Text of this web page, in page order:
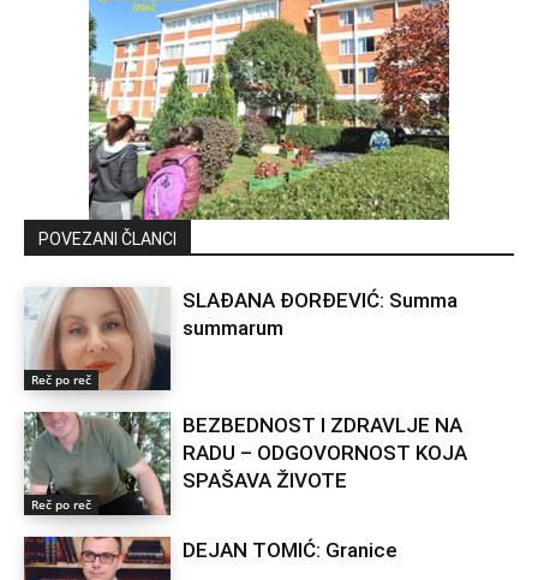
POVEZANI ČLANCI
Reč po reč
SLAĐANA ĐORĐEVIĆ: Summa
summarum
Reč po reč
BEZBEDNOST I ZDRAVLJE NA
RADU – ODGOVORNOST KOJA
SPAŠAVA ŽIVOTE
DEJAN TOMIĆ: Granice